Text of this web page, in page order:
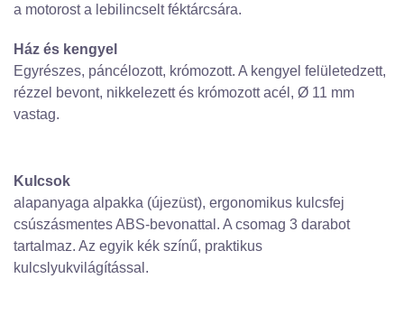
a motorost a lebilincselt féktárcsára.
Ház és kengyel
Egyrészes, páncélozott, krómozott. A kengyel felületedzett,
rézzel bevont, nikkelezett és krómozott acél, Ø 11 mm
vastag.
Kulcsok
alapanyaga alpakka (újezüst), ergonomikus kulcsfej
csúszásmentes ABS-bevonattal. A csomag 3 darabot
tartalmaz. Az egyik kék színű, praktikus
kulcslyukvilágítással.